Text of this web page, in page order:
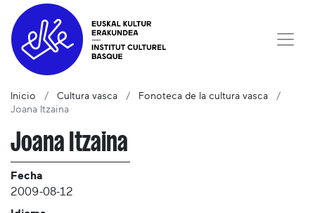
Inicio Cultura vasca
Fonoteca de la cultura vasca
Joana Itzaina
Joana Itzaina
Fecha
2009-08-12